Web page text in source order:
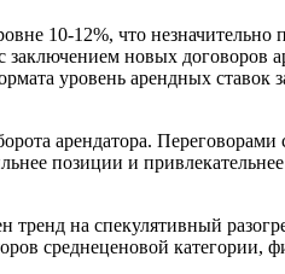
10-12%, что незначительно
новых договоров
уровень арендных ставок
арендатора. Переговорами
позиции и
на спекулятивный
среднеценовой категории,